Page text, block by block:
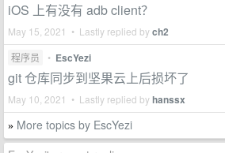
iOS 上有没有 adb client？
May 15, 2021 • Lastly replied bych2
程序员 • EscYezi
git 仓库同步到坚果云上后损坏了
May 10, 2021 • Lastly replied byhanssx
» More topics by EscYezi